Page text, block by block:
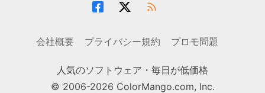
会社概要 プライバシー規約 プロモ問題
人気のソフトウェア・毎日が低価格
© 2006-2026 ColorMango.com, Inc.